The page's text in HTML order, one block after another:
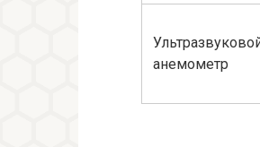
анемометр